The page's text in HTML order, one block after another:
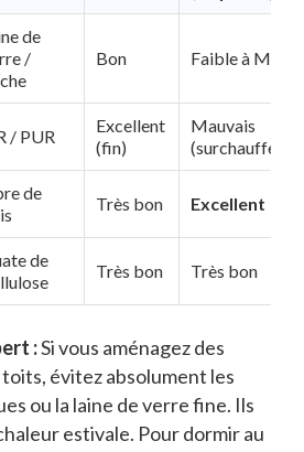
de
/
Bon Faible à
/ PUR
Excellent
(fin)
Mauvais
(surchauffe)
de
Très bon Excellent
de
Très bon Très bon
:Si vous aménagez des
évitez absolument les
ou la laine de verre fine. Ils
estivale. Pour dormir au